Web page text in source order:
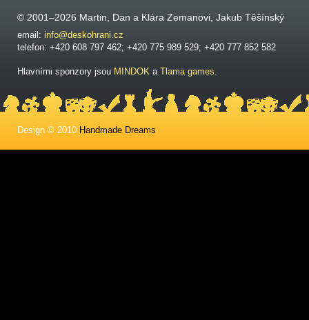
© 2001–2026 Martin, Dan a Klára Zemanovi, Jakub Těšínský
email: info@deskohrani.cz
telefon: +420 608 797 462; +420 775 989 529; +420 777 852 582
Hlavními sponzory jsou MINDOK a Tlama games.
Design © 2010 Handmade Dreams